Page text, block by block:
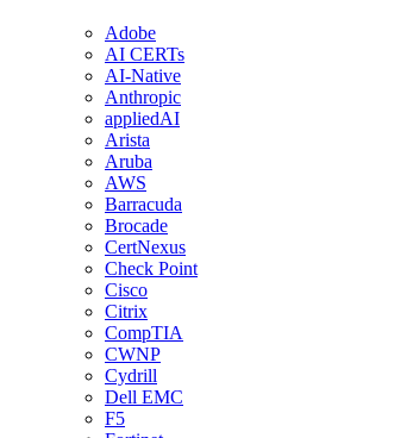
Adobe
AI CERTs
AI-Native
Anthropic
appliedAI
Arista
Aruba
AWS
Barracuda
Brocade
CertNexus
Check Point
Cisco
Citrix
CompTIA
CWNP
Cydrill
Dell EMC
F5